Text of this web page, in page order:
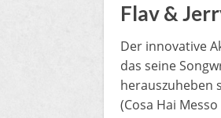
Flav &
Der innovative
das seine
herauszuheben
(Cosa Hai